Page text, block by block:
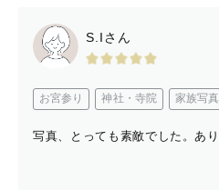
S.Iさん
お宮参り 神社・寺院 家族写真
写真、とっても素敵でした。あ